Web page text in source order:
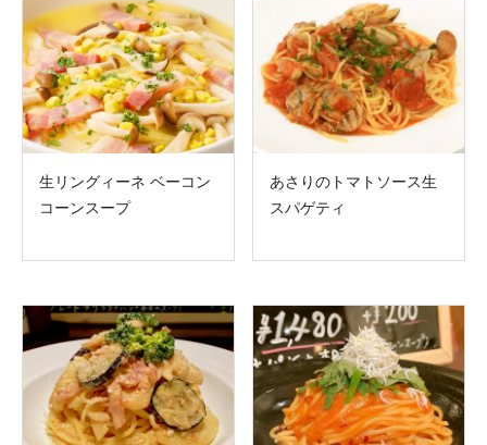
生リングィーネ ベーコン
コーンスープ
あさりのトマトソース生
スパゲティ